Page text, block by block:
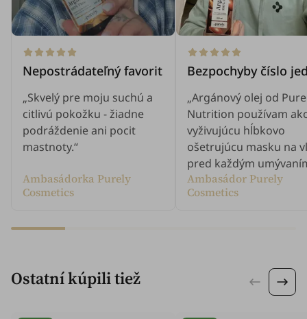
Nepostrádateľný favorit
„Skvelý pre moju suchú a
citlivú pokožku - žiadne
podráždenie ani pocit
mastnoty.“
Ambasádorka Purely
Cosmetics
Bezpochyby číslo
„Argánový olej od
Nutrition používam
vyživujúcu hĺbkovo
ošetrujúcu masku na
pred každým
Ambasádor Purely
Cosmetics
Ostatní kúpili tiež